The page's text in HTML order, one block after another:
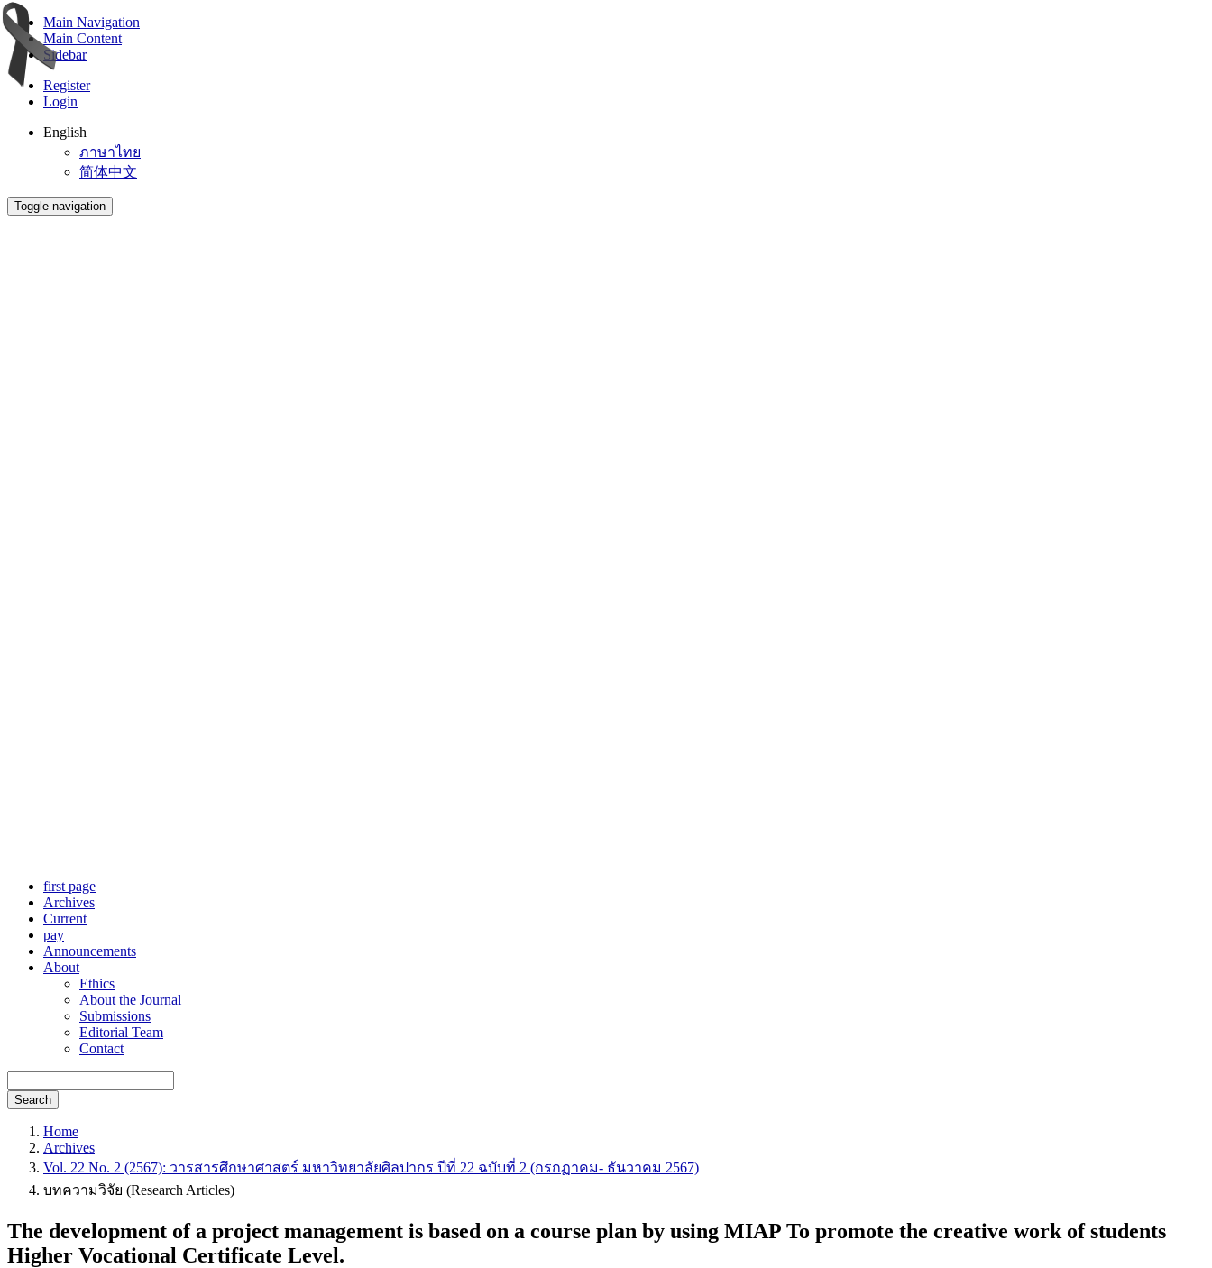
Main Navigation
Main Content
Sidebar
Register
Login
English
ภาษาไทย
简体中文
Toggle navigation
first page
Archives
Current
pay
Announcements
About
Ethics
About the Journal
Submissions
Editorial Team
Contact
Search
Home
Archives
Vol. 22 No. 2 (2567): วารสารศึกษาศาสตร์ มหาวิทยาลัยศิลปากร ปีที่ 22 ฉบับที่ 2 (กรกฏาคม- ธันวาคม 2567)
บทความวิจัย (Research Articles)
The development of a project management is based on a course plan by using MIAP To promote the creative work of students
Higher Vocational Certificate Level.